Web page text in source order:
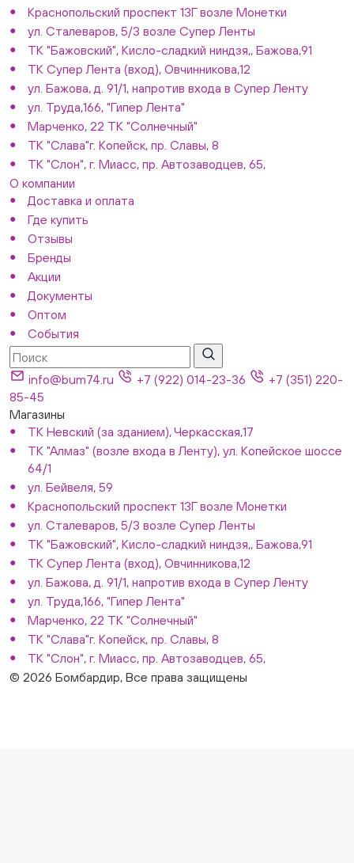
Краснопольский проспект 13Г возле Монетки
ул. Сталеваров, 5/3 возле Супер Ленты
ТК "Бажовский", Кисло-сладкий ниндзя,, Бажова,91
ТК Супер Лента (вход), Овчинникова,12
ул. Бажова, д. 91/1, напротив входа в Супер Ленту
ул. Труда,166, "Гипер Лента"
Марченко, 22 ТК "Солнечный"
ТК "Слава"г. Копейск, пр. Славы, 8
ТК "Слон", г. Миасс, пр. Автозаводцев, 65,
О компании
Доставка и оплата
Где купить
Отзывы
Бренды
Акции
Документы
Оптом
События
info@bum74.ru +7 (922) 014-23-36
+7 (351) 220-
85-45
Магазины
ТК Невский (за зданием), Черкасская,17
ТК "Алмаз" (возле входа в Ленту), ул. Копейское шоссе
64/1
ул. Бейвеля, 59
Краснопольский проспект 13Г возле Монетки
ул. Сталеваров, 5/3 возле Супер Ленты
ТК "Бажовский", Кисло-сладкий ниндзя,, Бажова,91
ТК Супер Лента (вход), Овчинникова,12
ул. Бажова, д. 91/1, напротив входа в Супер Ленту
ул. Труда,166, "Гипер Лента"
Марченко, 22 ТК "Солнечный"
ТК "Слава"г. Копейск, пр. Славы, 8
ТК "Слон", г. Миасс, пр. Автозаводцев, 65,
© 2026 Бомбардир, Все права защищены